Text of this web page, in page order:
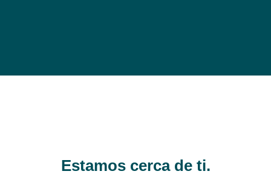
Estamos cerca de ti.